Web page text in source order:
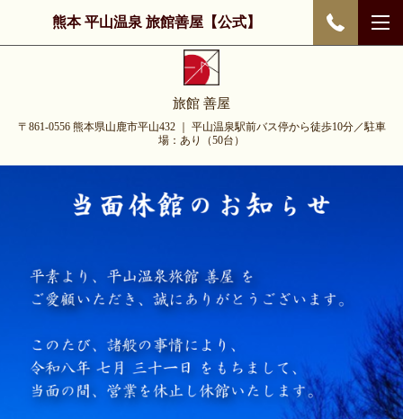
熊本 平山温泉 旅館善屋【公式】
旅館 善屋
〒861-0556 熊本県山鹿市平山432 ｜ 平山温泉駅前バス停から徒歩10分／駐車
場：あり（50台）